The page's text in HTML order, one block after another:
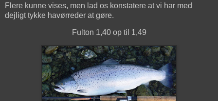
Flere kunne vises, men lad os konstatere at vi har med
dejligt tykke havørreder at gøre.
Fulton 1,40 op til 1,49